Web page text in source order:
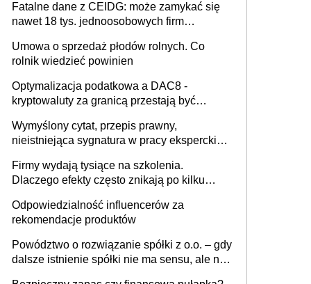
Fatalne dane z CEIDG: może zamykać się
nawet 18 tys. jednoosobowych firm
Umowa o sprzedaż płodów rolnych. Co
rolnik wiedzieć powinien
Optymalizacja podatkowa a DAC8 -
kryptowaluty za granicą przestają być
Wymyślony cytat, przepis prawny,
nieistniejąca sygnatura w pracy eksperckiej -
firmie
Firmy wydają tysiące na szkolenia.
Dlaczego efekty często znikają po kilku
Odpowiedzialność influencerów za
rekomendacje produktów
Powództwo o rozwiązanie spółki z o.o. – gdy
dalsze istnienie spółki nie ma sensu, ale nie